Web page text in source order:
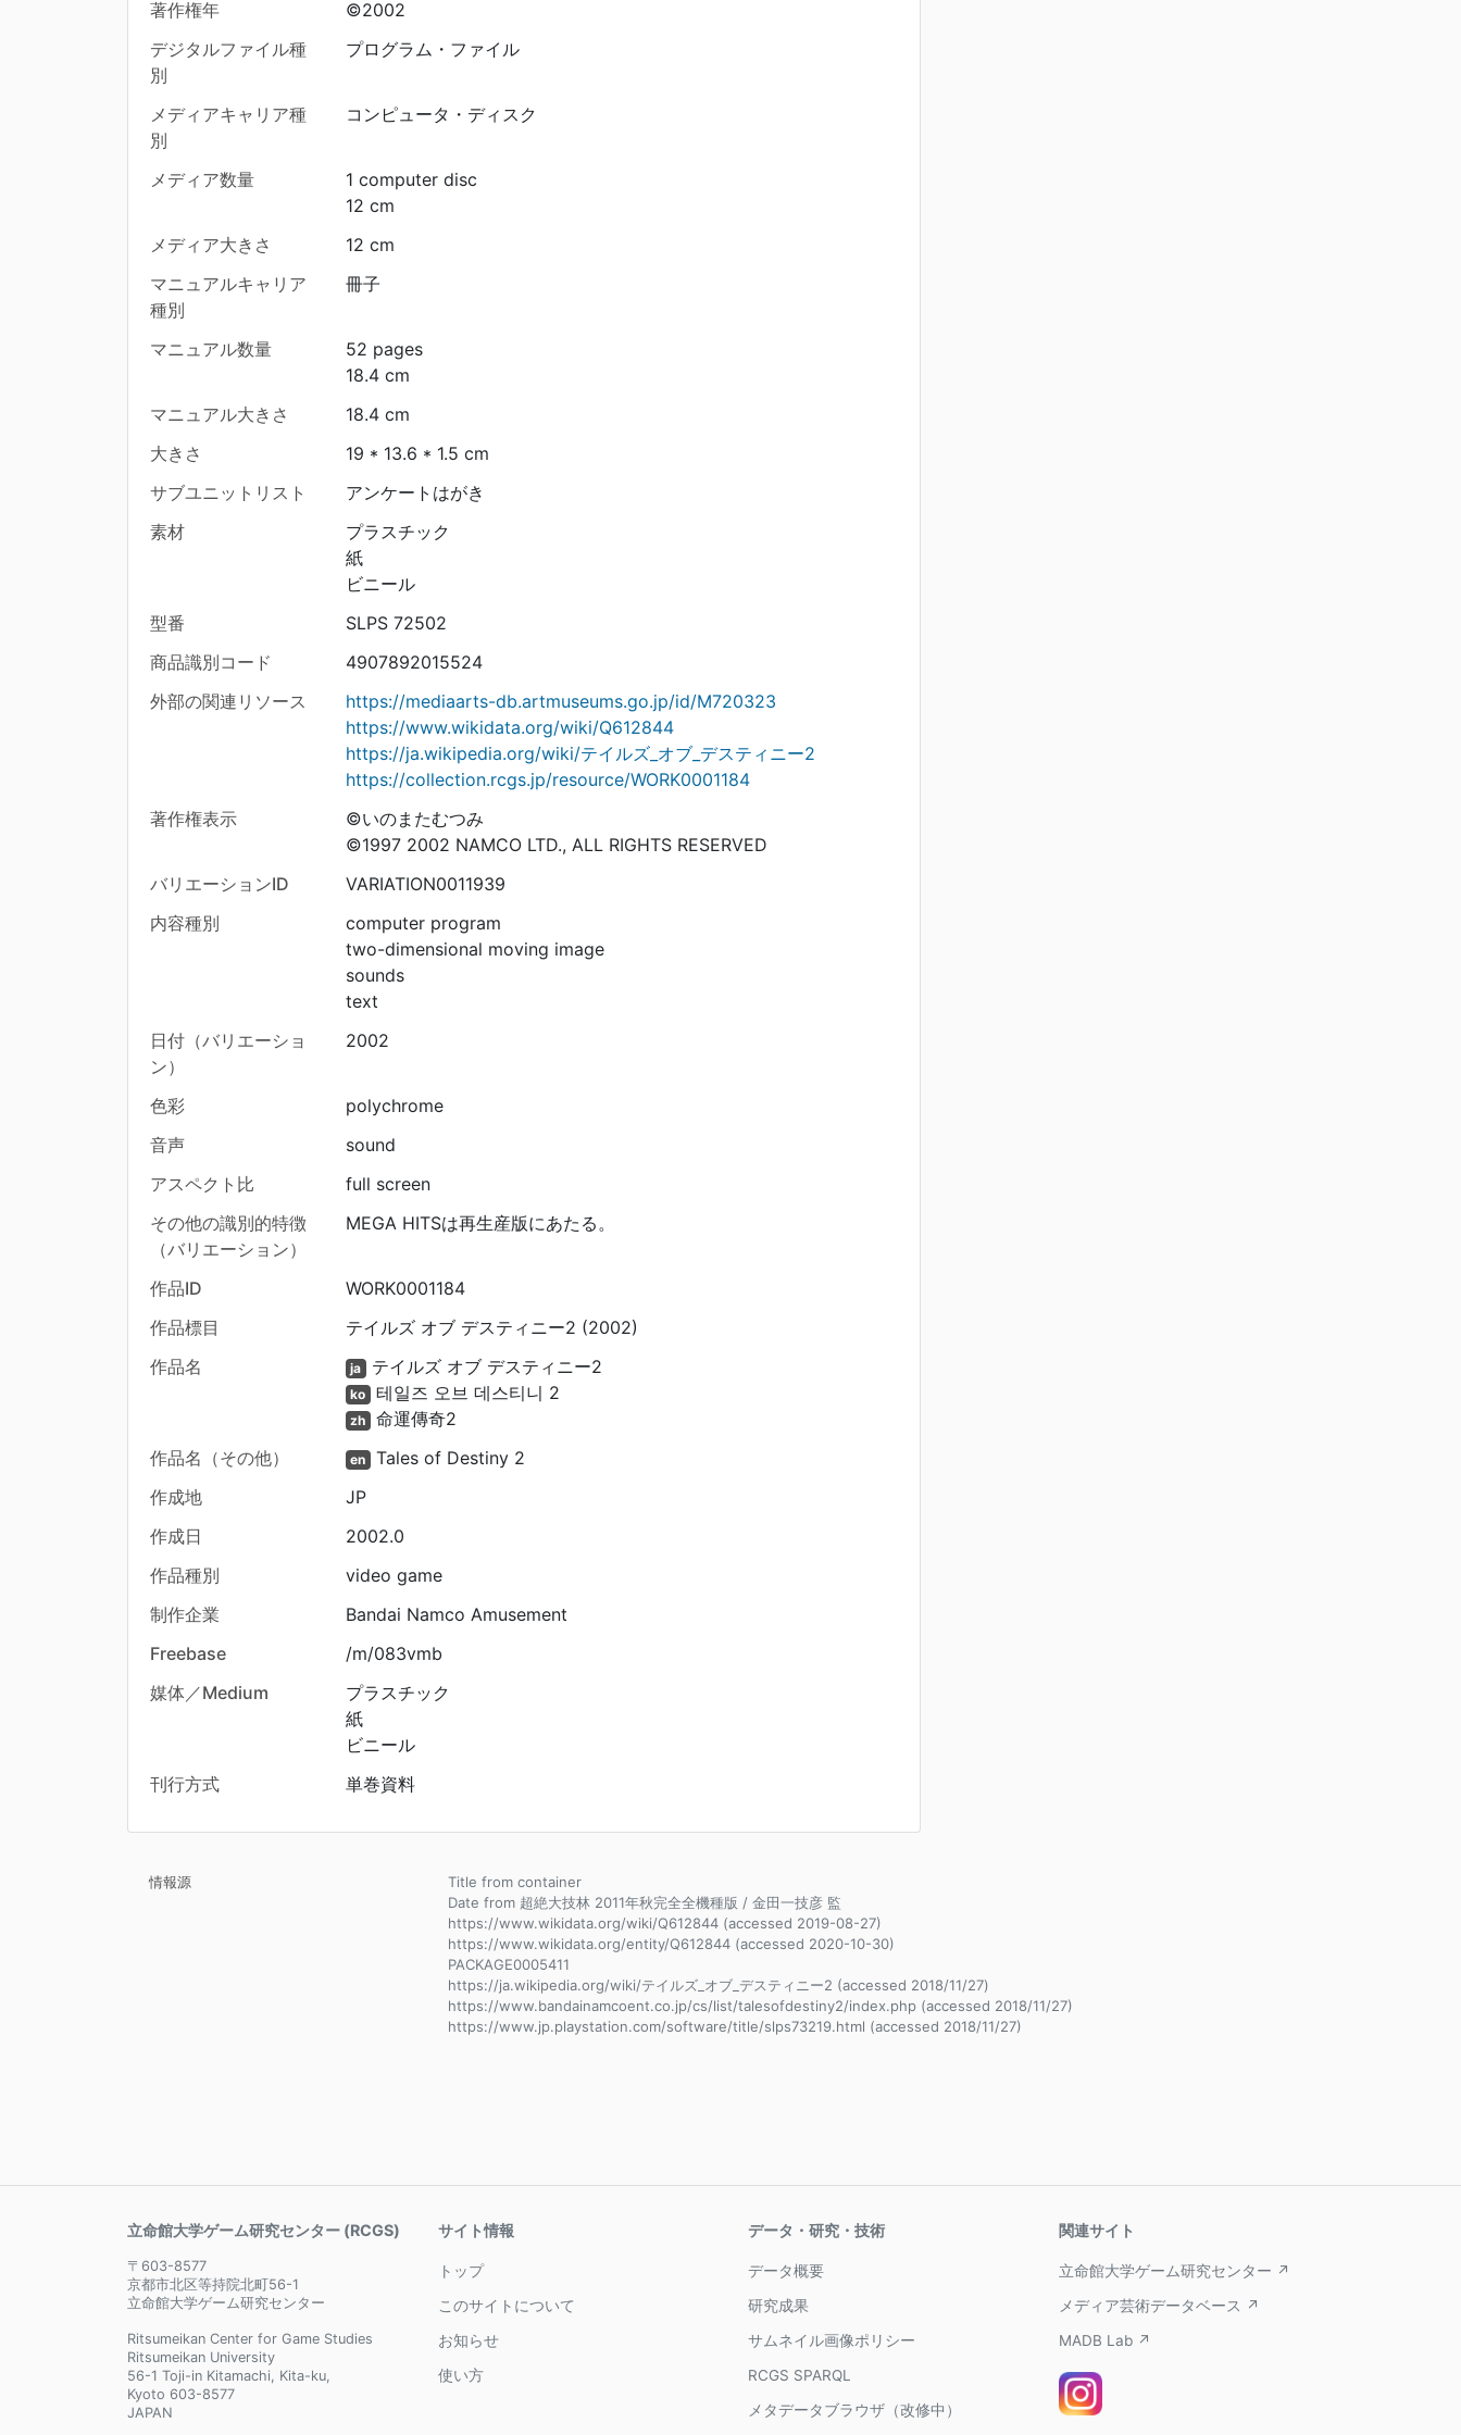
著作権年
©2002
デジタルファイル種
別
プログラム・ファイル
メディアキャリア種
別
コンピュータ・ディスク
メディア数量
1 computer disc
12 cm
メディア大きさ
12 cm
マニュアルキャリア
種別
冊子
マニュアル数量
52 pages
18.4 cm
マニュアル大きさ
18.4 cm
大きさ
19 * 13.6 * 1.5 cm
サブユニットリスト
アンケートはがき
素材
プラスチック
紙
ビニール
型番
SLPS 72502
商品識別コード
4907892015524
外部の関連リソース
https://mediaarts-db.artmuseums.go.jp/id/M720323
https://www.wikidata.org/wiki/Q612844
https://ja.wikipedia.org/wiki/テイルズ_オブ_デスティニー2
https://collection.rcgs.jp/resource/WORK0001184
著作権表示
©いのまたむつみ
©1997 2002 NAMCO LTD., ALL RIGHTS RESERVED
バリエーションID
VARIATION0011939
内容種別
computer program
two-dimensional moving image
sounds
text
日付（バリエーショ
ン）
2002
色彩
polychrome
音声
sound
アスペクト比
full screen
その他の識別的特徴
（バリエーション）
MEGA HITSは再生産版にあたる。
作品ID
WORK0001184
作品標目
テイルズ オブ デスティニー2 (2002)
作品名
ja テイルズ オブ デスティニー2
ko 테일즈 오브 데스티니 2
zh
命運傳奇2
作品名（その他）
en
Tales of Destiny 2
作成地
JP
作成日
2002.0
作品種別
video game
制作企業
Bandai Namco Amusement
Freebase
/m/083vmb
媒体／Medium
プラスチック
紙
ビニール
刊行方式
単巻資料
情報源
Title from container
Date from 超絶大技林 2011年秋完全全機種版 / 金田一技彦 監
https://www.wikidata.org/wiki/Q612844 (accessed 2019-08-27)
https://www.wikidata.org/entity/Q612844 (accessed 2020-10-30)
PACKAGE0005411
https://ja.wikipedia.org/wiki/テイルズ_オブ_デスティニー2 (accessed 2018/11/27)
https://www.bandainamcoent.co.jp/cs/list/talesofdestiny2/index.php (accessed 2018/11/27)
https://www.jp.playstation.com/software/title/slps73219.html (accessed 2018/11/27)
立命館大学ゲーム研究センター (RCGS)
〒603-8577
京都市北区等持院北町56-1
立命館大学ゲーム研究センター
Ritsumeikan Center for Game Studies
Ritsumeikan University
56-1 Toji-in Kitamachi, Kita-ku,
Kyoto 603-8577
JAPAN
サイト情報
トップ
このサイトについて
お知らせ
使い方
データ・研究・技術
データ概要
研究成果
サムネイル画像ポリシー
RCGS SPARQL
メタデータブラウザ（改修中）
関連サイト
立命館大学ゲーム研究センター ↗
メディア芸術データベース ↗
MADB Lab ↗